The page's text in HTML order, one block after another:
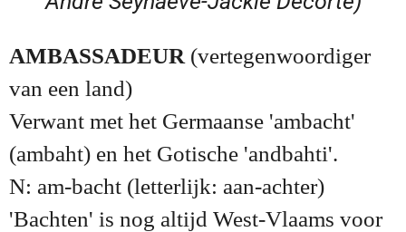
AMBASSADEUR (vertegenwoordiger
van een land)
Verwant met het Germaanse 'ambacht'
(ambaht) en het Gotische 'andbahti'.
N: am-bacht (letterlijk: aan-achter)
'Bachten' is nog altijd West-Vlaams voor